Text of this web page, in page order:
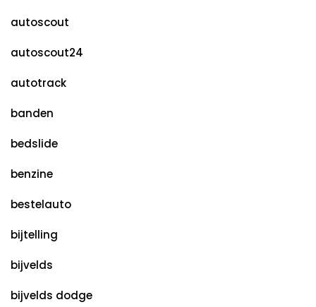
autoscout
autoscout24
autotrack
banden
bedslide
benzine
bestelauto
bijtelling
bijvelds
bijvelds dodge